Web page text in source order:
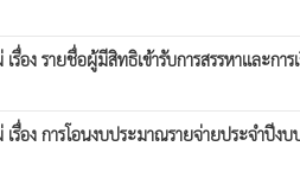
รื่อง รายชื่อผู้มีสิทธิเข้ารับการสรรหาและกา
เรื่อง การโอนงบประมาณรายจ่ายประจำปี